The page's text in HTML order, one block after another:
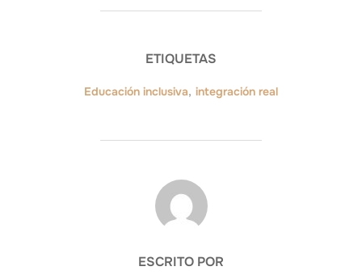
ETIQUETAS
Educación inclusiva, integración real
AUTOR DE LA ENTRADA
ESCRITO POR